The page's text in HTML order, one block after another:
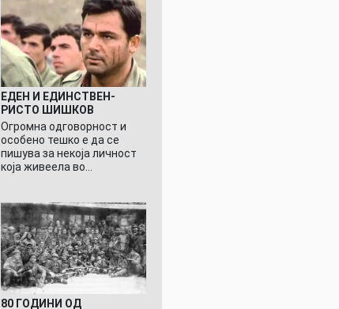
ЕДЕН И ЕДИНСТВЕН-
РИСТО ШИШКОВ
Огромна одговорност и
особено тешко е да се
пишува за некоја личност
која живеела во…
80 ГОДИНИ ОД